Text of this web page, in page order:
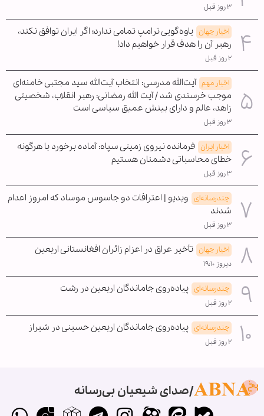
۳ روز قبل
اخبار جهان یاوه‌گویی ترامپ تمامی ندارد؛ اگر ایران توافق نکند،
رهبر آن را هدف قرار خواهیم داد!
۲ روز قبل
اخبار مهم آیت‌الله مدرسی: انتخاب آیت‌الله سید مجتبی خامنه‌ای
موجب خرسندی شد / آیت الله رمضانی: رهبر انقلاب، شخصیتی
زاهد، عالم و دارای بینش عمیق سیاسی است
۳ روز قبل
اخبار ایران فرمانده نیروی زمینی سپاه: آماده برخورد با هرگونه
خطای محاسباتی دشمنان هستیم
۳ روز قبل
چندرسانه‌ای ویدیو | اعترافات دو جاسوس موساد که امروز اعدام
شدند
۳ روز قبل
اخبار جهان تأخیر عراق در اعزام زائران افغانستانی اربعین
دیروز ۱۹:۱۰
چندرسانه‌ای پیاده‌روی جاماندگان اربعین در رشت
۲ روز قبل
چندرسانه‌ای پیاده‌روی جاماندگان اربعین حسینی در شیراز
۲ روز قبل
صدای شیعیان بی‌رسانه